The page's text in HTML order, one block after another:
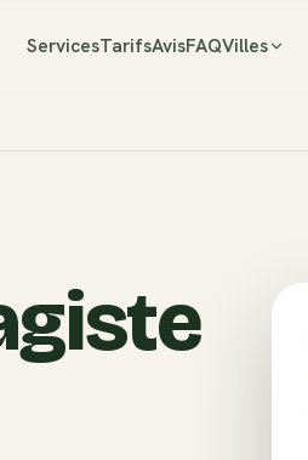
ServicesTarifsAvisFAQVilles